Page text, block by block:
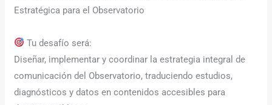
Estratégica para el Observatorio
Tu desafío será:
Diseñar, implementar y coordinar la estrategia integral de
comunicación del Observatorio, traduciendo estudios,
diagnósticos y datos en contenidos accesibles para